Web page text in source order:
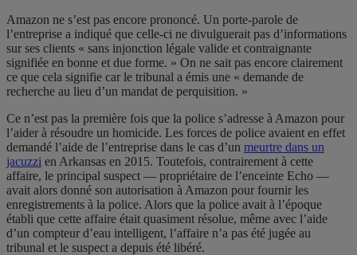
Amazon ne s’est pas encore prononcé. Un porte-parole de
l’entreprise a indiqué que celle-ci ne divulguerait pas d’informations
sur ses clients « sans injonction légale valide et contraignante
signifiée en bonne et due forme. » On ne sait pas encore clairement
ce que cela signifie car le tribunal a émis une « demande de
recherche au lieu d’un mandat de perquisition. »
Ce n’est pas la première fois que la police s’adresse à Amazon pour
l’aider à résoudre un homicide. Les forces de police avaient en effet
demandé l’aide de l’entreprise dans le cas d’un meurtre dans un
jacuzzi en Arkansas en 2015. Toutefois, contrairement à cette
affaire, le principal suspect — propriétaire de l’enceinte Echo —
avait alors donné son autorisation à Amazon pour fournir les
enregistrements à la police. Alors que la police avait à l’époque
établi que cette affaire était quasiment résolue, même avec l’aide
d’un compteur d’eau intelligent, l’affaire n’a pas été jugée au
tribunal et le suspect a depuis été libéré.